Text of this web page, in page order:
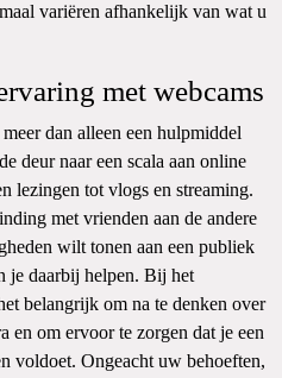
variëren afhankelijk van wat u
met webcams
dan alleen een hulpmiddel
deur naar een scala aan online
lezingen tot vlogs en streaming.
met vrienden aan de andere
wilt tonen aan een publiek
je daarbij helpen. Bij het
belangrijk om na te denken over
en om ervoor te zorgen dat je een
voldoet. Ongeacht uw behoeften,